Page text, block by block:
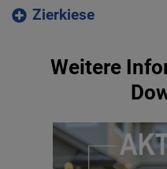
Zierkiese
Weitere